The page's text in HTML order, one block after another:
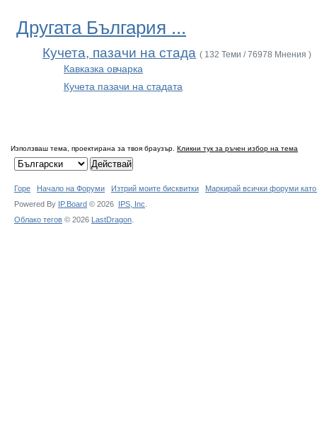
Другата България ...
Кучета, пазачи на стада ( 132 Теми / 76978 Мнения )
Кавказка овчарка
Кучета пазачи на стадата
Използваш тема, проектирана за твоя браузър. Кликни тук за ръчен избор на тема
Горе Начало на Форуми Изтрий моите бисквитки
Маркирай всички форуми
Powered By IP.Board © 2026 IPS, Inc
Облако тегов © 2026 LastDragon